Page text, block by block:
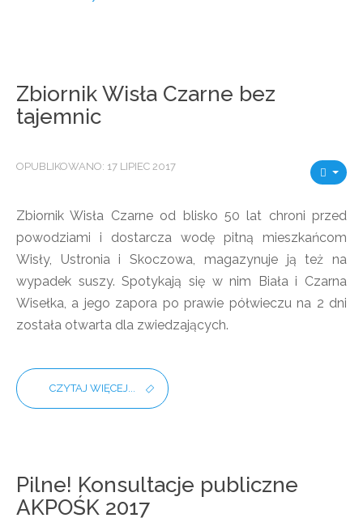
Zbiornik Wisła Czarne bez
tajemnic
OPUBLIKOWANO: 17 LIPIEC 2017
Zbiornik Wisła Czarne od blisko 50 lat chroni przed
powodziami i dostarcza wodę pitną mieszkańcom
Wisły, Ustronia i Skoczowa, magazynuje ją też na
wypadek suszy. Spotykają się w nim Biała i Czarna
Wisełka, a jego zapora po prawie półwieczu na 2 dni
została otwarta dla zwiedzających.
CZYTAJ WIĘCEJ...
Pilne! Konsultacje publiczne
AKPOŚK 2017